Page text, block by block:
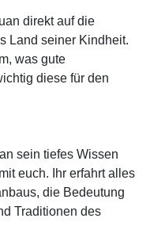
direkt auf die
Land seiner Kindheit.
was gute
diese für den
sein tiefes Wissen
euch. Ihr erfahrt alles
die Bedeutung
Traditionen des